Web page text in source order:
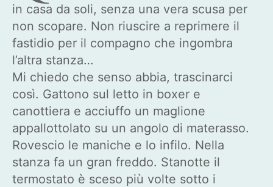
in casa da soli, senza una vera scusa per
non scopare. Non riuscire a reprimere il
fastidio per il compagno che ingombra
l’altra stanza…
Mi chiedo che senso abbia, trascinarci
così. Gattono sul letto in boxer e
canottiera e acciuffo un maglione
appallottolato su un angolo di materasso.
Rovescio le maniche e lo infilo. Nella
stanza fa un gran freddo. Stanotte il
termostato è sceso più volte sotto i